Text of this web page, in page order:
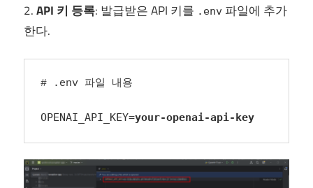
2.API 키 등록: 발급받은 API 키를 .env 파일에 추가
한다.
# .env 파일 내용
OPENAI_API_KEY=your-openai-api-key